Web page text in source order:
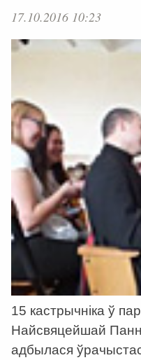
17.10.2016 10:23
15 кастрычніка ў
Найсвяцейшай
адбылася